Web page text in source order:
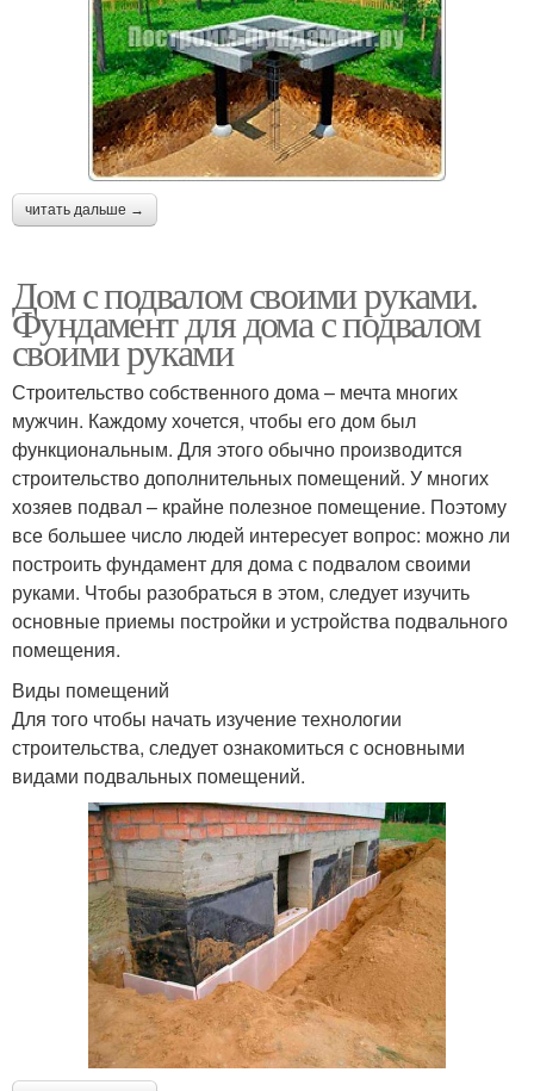
читать дальше →
Дом с подвалом своими руками.
Фундамент для дома с подвалом
своими руками
Строительство собственного дома – мечта многих
мужчин. Каждому хочется, чтобы его дом был
функциональным. Для этого обычно производится
строительство дополнительных помещений. У многих
хозяев подвал – крайне полезное помещение. Поэтому
все большее число людей интересует вопрос: можно ли
построить фундамент для дома с подвалом своими
руками. Чтобы разобраться в этом, следует изучить
основные приемы постройки и устройства подвального
помещения.
Виды помещений
Для того чтобы начать изучение технологии
строительства, следует ознакомиться с основными
видами подвальных помещений.